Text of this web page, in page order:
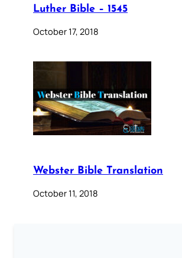
Luther Bible – 1545
October 17, 2018
Webster Bible Translation
October 11, 2018